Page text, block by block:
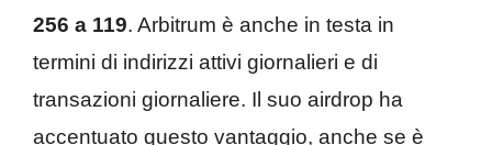
256 a 119. Arbitrum è anche in testa in
termini di indirizzi attivi giornalieri e di
transazioni giornaliere. Il suo airdrop ha
accentuato questo vantaggio, anche se è